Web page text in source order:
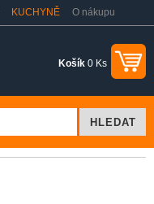
KUCHYNĚ
O nákupu
Košík 0 Ks